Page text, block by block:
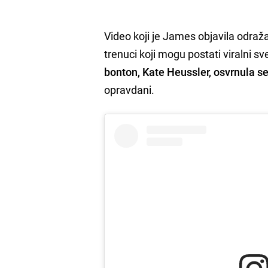
Video koji je James objavila
trenuci koji mogu postati viralni
bonton, Kate Heussler, osvrnula
opravdani.